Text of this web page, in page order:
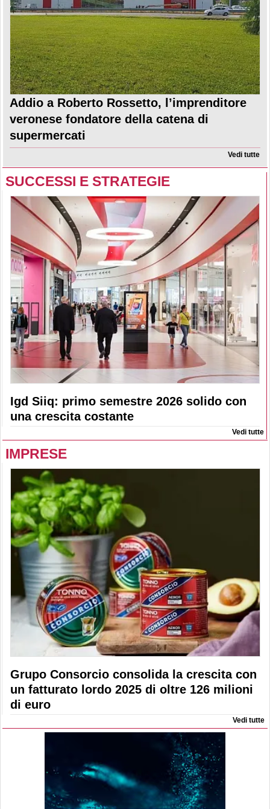
Addio a Roberto Rossetto, l’imprenditore
veronese fondatore della catena di
supermercati
Vedi tutte
SUCCESSI E STRATEGIE
Igd Siiq: primo semestre 2026 solido con
una crescita costante
Vedi tutte
IMPRESE
Grupo Consorcio consolida la crescita con
un fatturato lordo 2025 di oltre 126 milioni
di euro
Vedi tutte